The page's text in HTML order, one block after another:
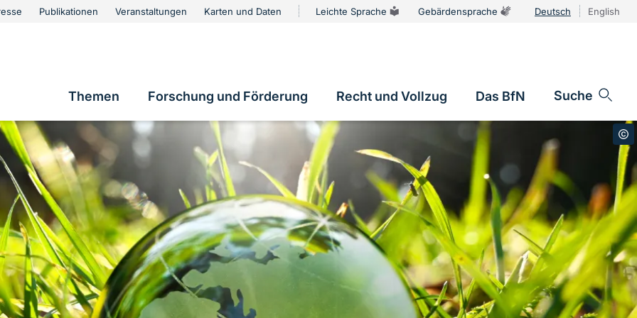
Publikationen Veranstaltungen Karten und Daten Leichte Sprache Gebärdensprache Deutsch English
Hauptnavigation
Themen Forschung und Förderung Recht und Vollzug Das BfN Suche